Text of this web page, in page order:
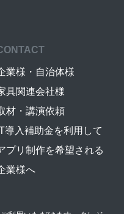
業様・自治体様
具関連会社様
材・講演依頼
導入補助金を利用して
プリ制作を希望される
業様へ